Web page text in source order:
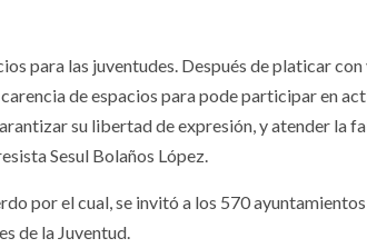
para las juventudes. Después de platicar
de espacios para pode participar en
su libertad de expresión, y atender la
Sesul Bolaños López.
por el cual, se invitó a los 570
de la Juventud.